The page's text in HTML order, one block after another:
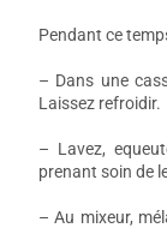
Pendant ce
– Dans une
Laissez refroidir.
– Lavez,
prenant soin de
– Au mixeur,